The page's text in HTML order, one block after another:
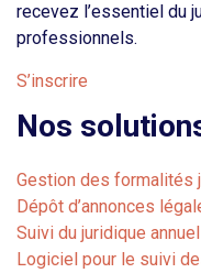
recevez l’essentiel du
professionnels.
S’inscrire
Nos
Gestion des formalités
Dépôt d’annonces
Suivi du juridique annuel
Logiciel pour le suivi